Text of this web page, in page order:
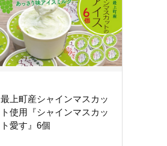
最上町産シャインマスカッ
ト使用『シャインマスカッ
ト愛す』6個